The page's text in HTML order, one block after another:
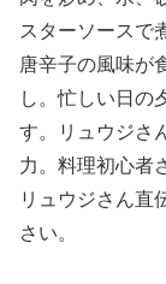
スターソースで
唐辛子の風味が
し。忙しい日の
す。リュウジさ
力。料理初心者
リュウジさん直
さい。